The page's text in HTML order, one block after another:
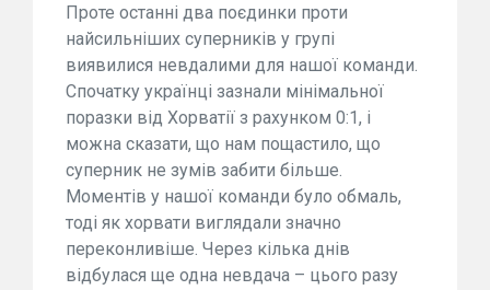
Проте останні два поєдинки проти
найсильніших суперників у групі
виявилися невдалими для нашої команди.
Спочатку українці зазнали мінімальної
поразки від Хорватії з рахунком 0:1, і
можна сказати, що нам пощастило, що
суперник не зумів забити більше.
Моментів у нашої команди було обмаль,
тоді як хорвати виглядали значно
переконливіше. Через кілька днів
відбулася ще одна невдача – цього разу